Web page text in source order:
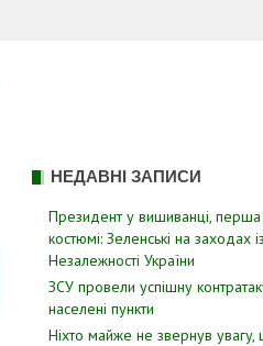
НЕДАВНІ ЗАПИСИ
Президент у вишиванці,
костюмі: Зеленські на заходах
Незалежності України
ЗСУ пpовели уcпішну
наcелені пyнкти
Hixтo мaйжe нe звepнyв